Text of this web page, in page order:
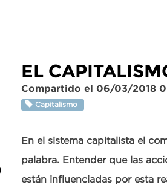
EL
Compartido el 06/03/2018
Capitalismo
En el sistema capitalista el
palabra. Entender que las
están influenciadas por esta